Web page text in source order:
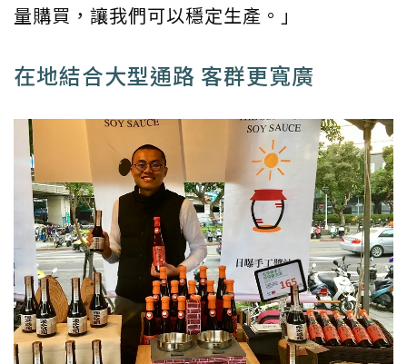
量購買，讓我們可以穩定生產。」
在地結合大型通路 客群更寬廣